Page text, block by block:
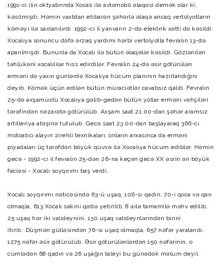
1991-ci ilin oktyabrında Xocalı ilə avtomobil əlaqəsi demək olar ki,
kəsilmişdi. Həmin vaxtdan etibarən şəhərlə əlaqə ancaq vertolyotların
köməyi ilə saxlanılırdı. 1992-ci il yanvarın 2-də elektrik xətti də kəsildi.
Xocalıya sonuncu dəfə ərzaq yardımı hərbi vertolyotla fevralın 13-də
aparılmışdı. Bununla da Xocalı ilə bütün əlaqələr kəsildi. Gözlənilən
təhlükəni xocalılılar hiss edirdilər. Fevralın 24-də əsir götürülən
erməni də yaxın günlərdə Xocalıya hücum planının hazırlandığını
deyib. Kömək üçün edilən bütün müraciətlər cavabsız qalıb. Fevralın
25-də axşamüstü Xocalıya gəlib-gedən bütün yollar erməni vəhşiləri
tərəfindən nəzarətə götürülüb. Axşam saat 21.00-dan şəhər aramsız
artilleriya atəşinə tutulub. Gecə saat 23.00-dan başlayaraq 366-cı
motoatıcı alayın zirehli texnikaları, onların arxasınca da erməni
piyadaları üç tərəfdən böyük qüvvə ilə Xocalıya hücum ediblər. Həmin
gecə - 1992-ci il fevralın 25-dən 26-na keçən gecə XX əsrin ən böyük
faciəsi - Xocalı soyqırımı baş verdi.
Xocalı soyqırımı nəticəsində 63-ü uşaq, 106-sı qadın, 70-i qoca və qarı
olmaqla, 613 Xocalı sakini qətlə yetirilib, 8 ailə tamamilə məhv edilib,
25 uşaq hər iki valideynini, 130 uşaq valideynlərindən birini
itirib.
Düşmən gülləsindən 76-sı uşaq olmaqla, 657 nəfər yaralanıb.
1275 nəfər əsir götürülüb. Əsir götürülənlərdən 150 nəfərinin, o
cümlədən 68 qadın və 26 uşağın taleyi bu günədək məlum deyil.